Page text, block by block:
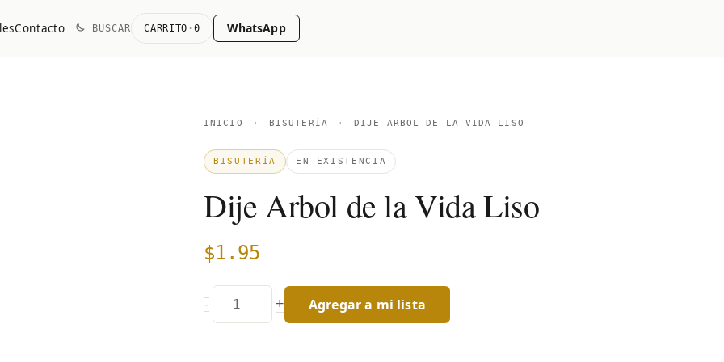
Contacto BUSCAR CARRITO · 0 WhatsApp
INICIO · BISUTERÍA · DIJE ARBOL DE LA VIDA LISO
BISUTERÍA EN EXISTENCIA
Dije Arbol de la Vida Liso
$1.95
-
Dije
de
Vida
quantity
+ Agregar a mi lista